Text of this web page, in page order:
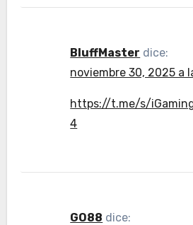
BluffMaster dice:
noviembre 30, 2025 a
https://t.me/s/
4
GO88 dice: